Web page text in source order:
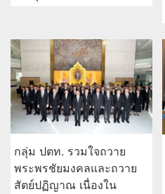
กลุ่ม ปตท. รวมใจถวาย
พระพรชัยมงคลและถวาย
สัตย์ปฏิญาณ เนื่องใน